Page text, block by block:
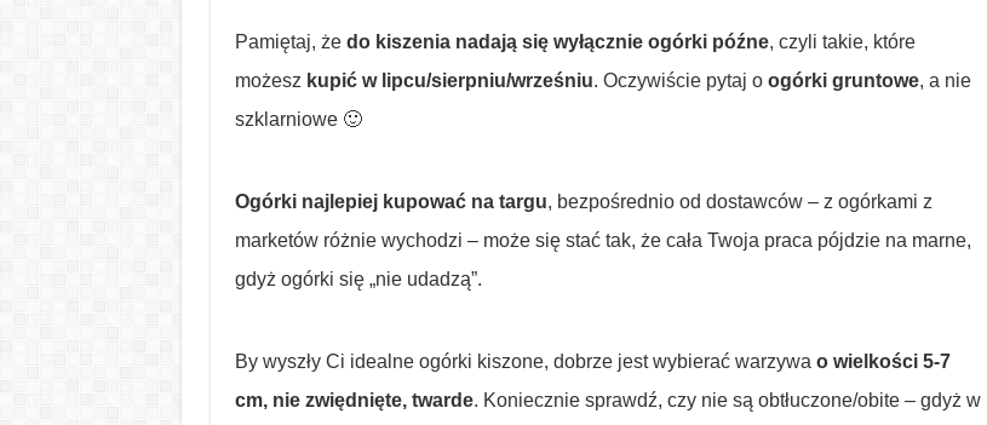
Pamiętaj, że do kiszenia nadają się wyłącznie ogórki późne, czyli takie, które
możesz kupić w lipcu/sierpniu/wrześniu. Oczywiście pytaj o ogórki gruntowe, a nie
szklarniowe 🙂
Ogórki najlepiej kupować na targu, bezpośrednio od dostawców – z ogórkami z
marketów różnie wychodzi – może się stać tak, że cała Twoja praca pójdzie na marne,
gdyż ogórki się „nie udadzą”.
By wyszły Ci idealne ogórki kiszone, dobrze jest wybierać warzywa o wielkości 5-7
cm, nie zwiędnięte, twarde. Koniecznie sprawdź, czy nie są obtłuczone/obite – gdyż w